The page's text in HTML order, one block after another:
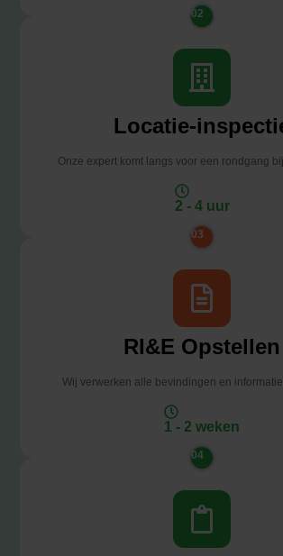
02
Locatie-
Onze expert komt langs voor een rondgang
2 - 4 uur
03
RI&E Opstellen
Wij verwerken alle bevindingen en informatie
1 - 2 weken
04